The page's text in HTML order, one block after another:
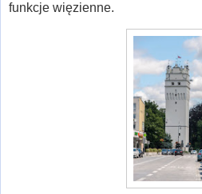
funkcje więzienne.